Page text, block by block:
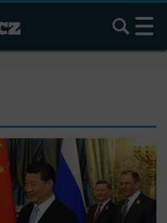
Hledat